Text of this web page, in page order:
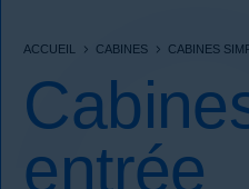
ACCUEIL CABINES CABINES
entrée